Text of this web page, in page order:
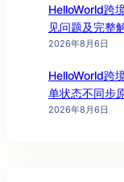
HelloWorld跨
见问题及完整
2026年8月6日
HelloWorld跨
单状态不同步
2026年8月6日